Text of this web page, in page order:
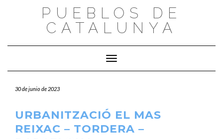
PUEBLOS DE
CATALUNYA
Cambiar modo de navegación
30 de junio de 2023
URBANITZACIÓ EL MAS
REIXAC – TORDERA –